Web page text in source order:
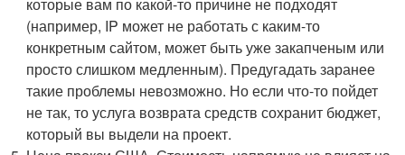
(например, IP может не работать с каким-то
конкретным сайтом, может быть уже закапченым или
просто слишком медленным). Предугадать заранее
такие проблемы невозможно. Но если что-то пойдет
не так, то услуга возврата средств сохранит бюджет,
который вы выдели на проект.